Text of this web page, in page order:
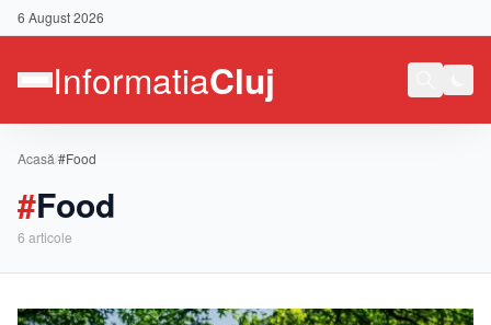
6 August 2026
Acasă/#Food
#Food
6 articole